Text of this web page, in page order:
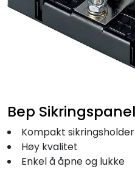
Bep
Kompakt sikringsholder
Høy kvalitet
Enkel å åpne og lukke
Båtpleie/Opplag
Kampanje